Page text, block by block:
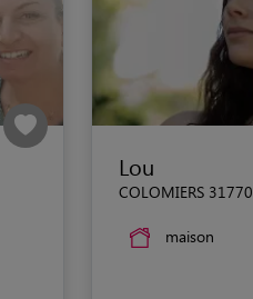
Lou
COLOMIERS 31770
maison